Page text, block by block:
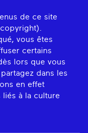
de ce site
vous êtes
certains
lors que vous
dans les
en effet
à la culture